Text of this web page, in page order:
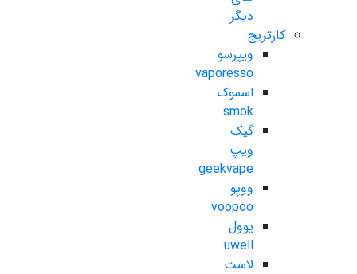
دیگر
کارتریج
ویپرسو
vaporesso
اسموک
smok
گیک
ویپ
geekvape
ووپو
voopoo
یوول
uwell
لاست